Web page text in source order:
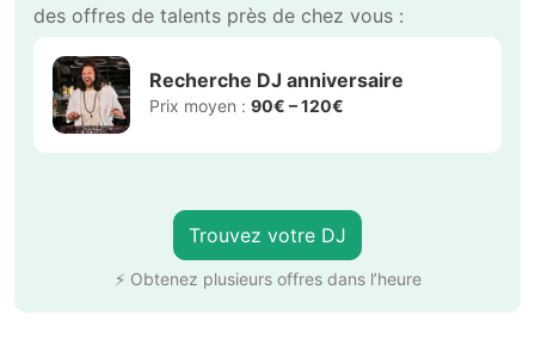
des offres de talents près de chez vous :
Recherche DJ anniversaire
Prix moyen : 90€ – 120€
Trouvez votre DJ
⚡ Obtenez plusieurs offres dans l’heure